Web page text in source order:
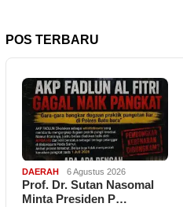
POS TERBARU
DAERAH 6 Agustus 2026
Prof. Dr. Sutan Nasomal
Minta Presiden P…